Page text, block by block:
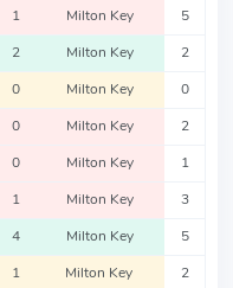
1 Milton Key 5
2 Milton Key 2
0 Milton Key 0
0 Milton Key 2
0 Milton Key 1
1 Milton Key 3
4 Milton Key 5
1 Milton Key 2